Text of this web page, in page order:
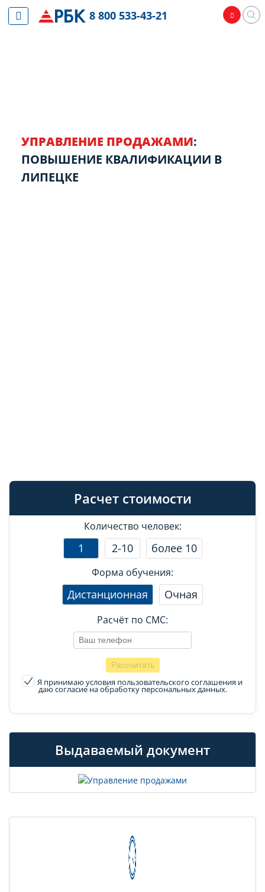
УПРАВЛЕНИЕ ПРОДАЖАМИ:
ПОВЫШЕНИЕ КВАЛИФИКАЦИИ В
ЛИПЕЦКЕ
Расчет стоимости
Количество человек:
1 2-10 более 10
Форма обучения:
Дистанционная Очная
Расчёт по СМС:
Я принимаю условия пользовательского соглашения и
даю согласие на обработку персональных данных.
Выдаваемый документ
8 800 533-43-21